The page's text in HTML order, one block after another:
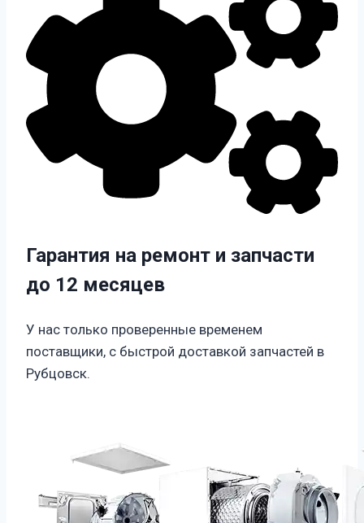
Гарантия на ремонт и запчасти
до 12 месяцев
У нас только проверенные временем
поставщики, с быстрой доставкой запчастей в
Рубцовск.